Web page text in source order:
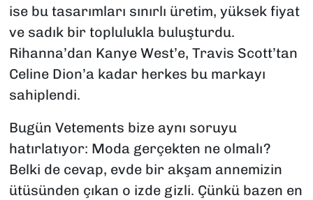
ise bu tasarımları sınırlı üretim, yüksek fiyat
ve sadık bir toplulukla buluşturdu.
Rihanna’dan Kanye West’e, Travis Scott’tan
Celine Dion’a kadar herkes bu markayı
sahiplendi.
Bugün Vetements bize aynı soruyu
hatırlatıyor: Moda gerçekten ne olmalı?
Belki de cevap, evde bir akşam annemizin
ütüsünden çıkan o izde gizli. Çünkü bazen en